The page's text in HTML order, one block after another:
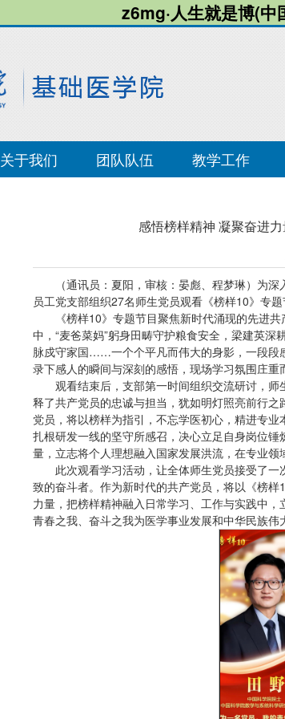
z6mg·人生就是博(中
关于我们 团队队伍 教学工作
感悟榜样精神 凝聚奋进
（通讯员：夏阳，审核：晏彪、程梦琳）为
员工党支部组织27名师生党员观看《榜样10》专
《榜样10》专题节目聚焦新时代涌现的先进
中，“麦爸菜妈”躬身田畴守护粮食安全，梁建英深
脉戍守家国……一个个平凡而伟大的身影，一段段
录下感人的瞬间与深刻的感悟，现场学习氛围庄重
观看结束后，支部第一时间组织交流研讨，
释了共产党员的忠诚与担当，犹如明灯照亮前行
党员，将以榜样为指引，不忘学医初心，精进专
扎根研发一线的坚守所感召，决心立足自身岗位
量，立志将个人理想融入国家发展洪流，在专业领
此次观看学习活动，让全体师生党员接受了
致的奋斗者。作为新时代的共产党员，将以《榜
力量，把榜样精神融入日常学习、工作与实践中
青春之我、奋斗之我为医学事业发展和中华民族伟